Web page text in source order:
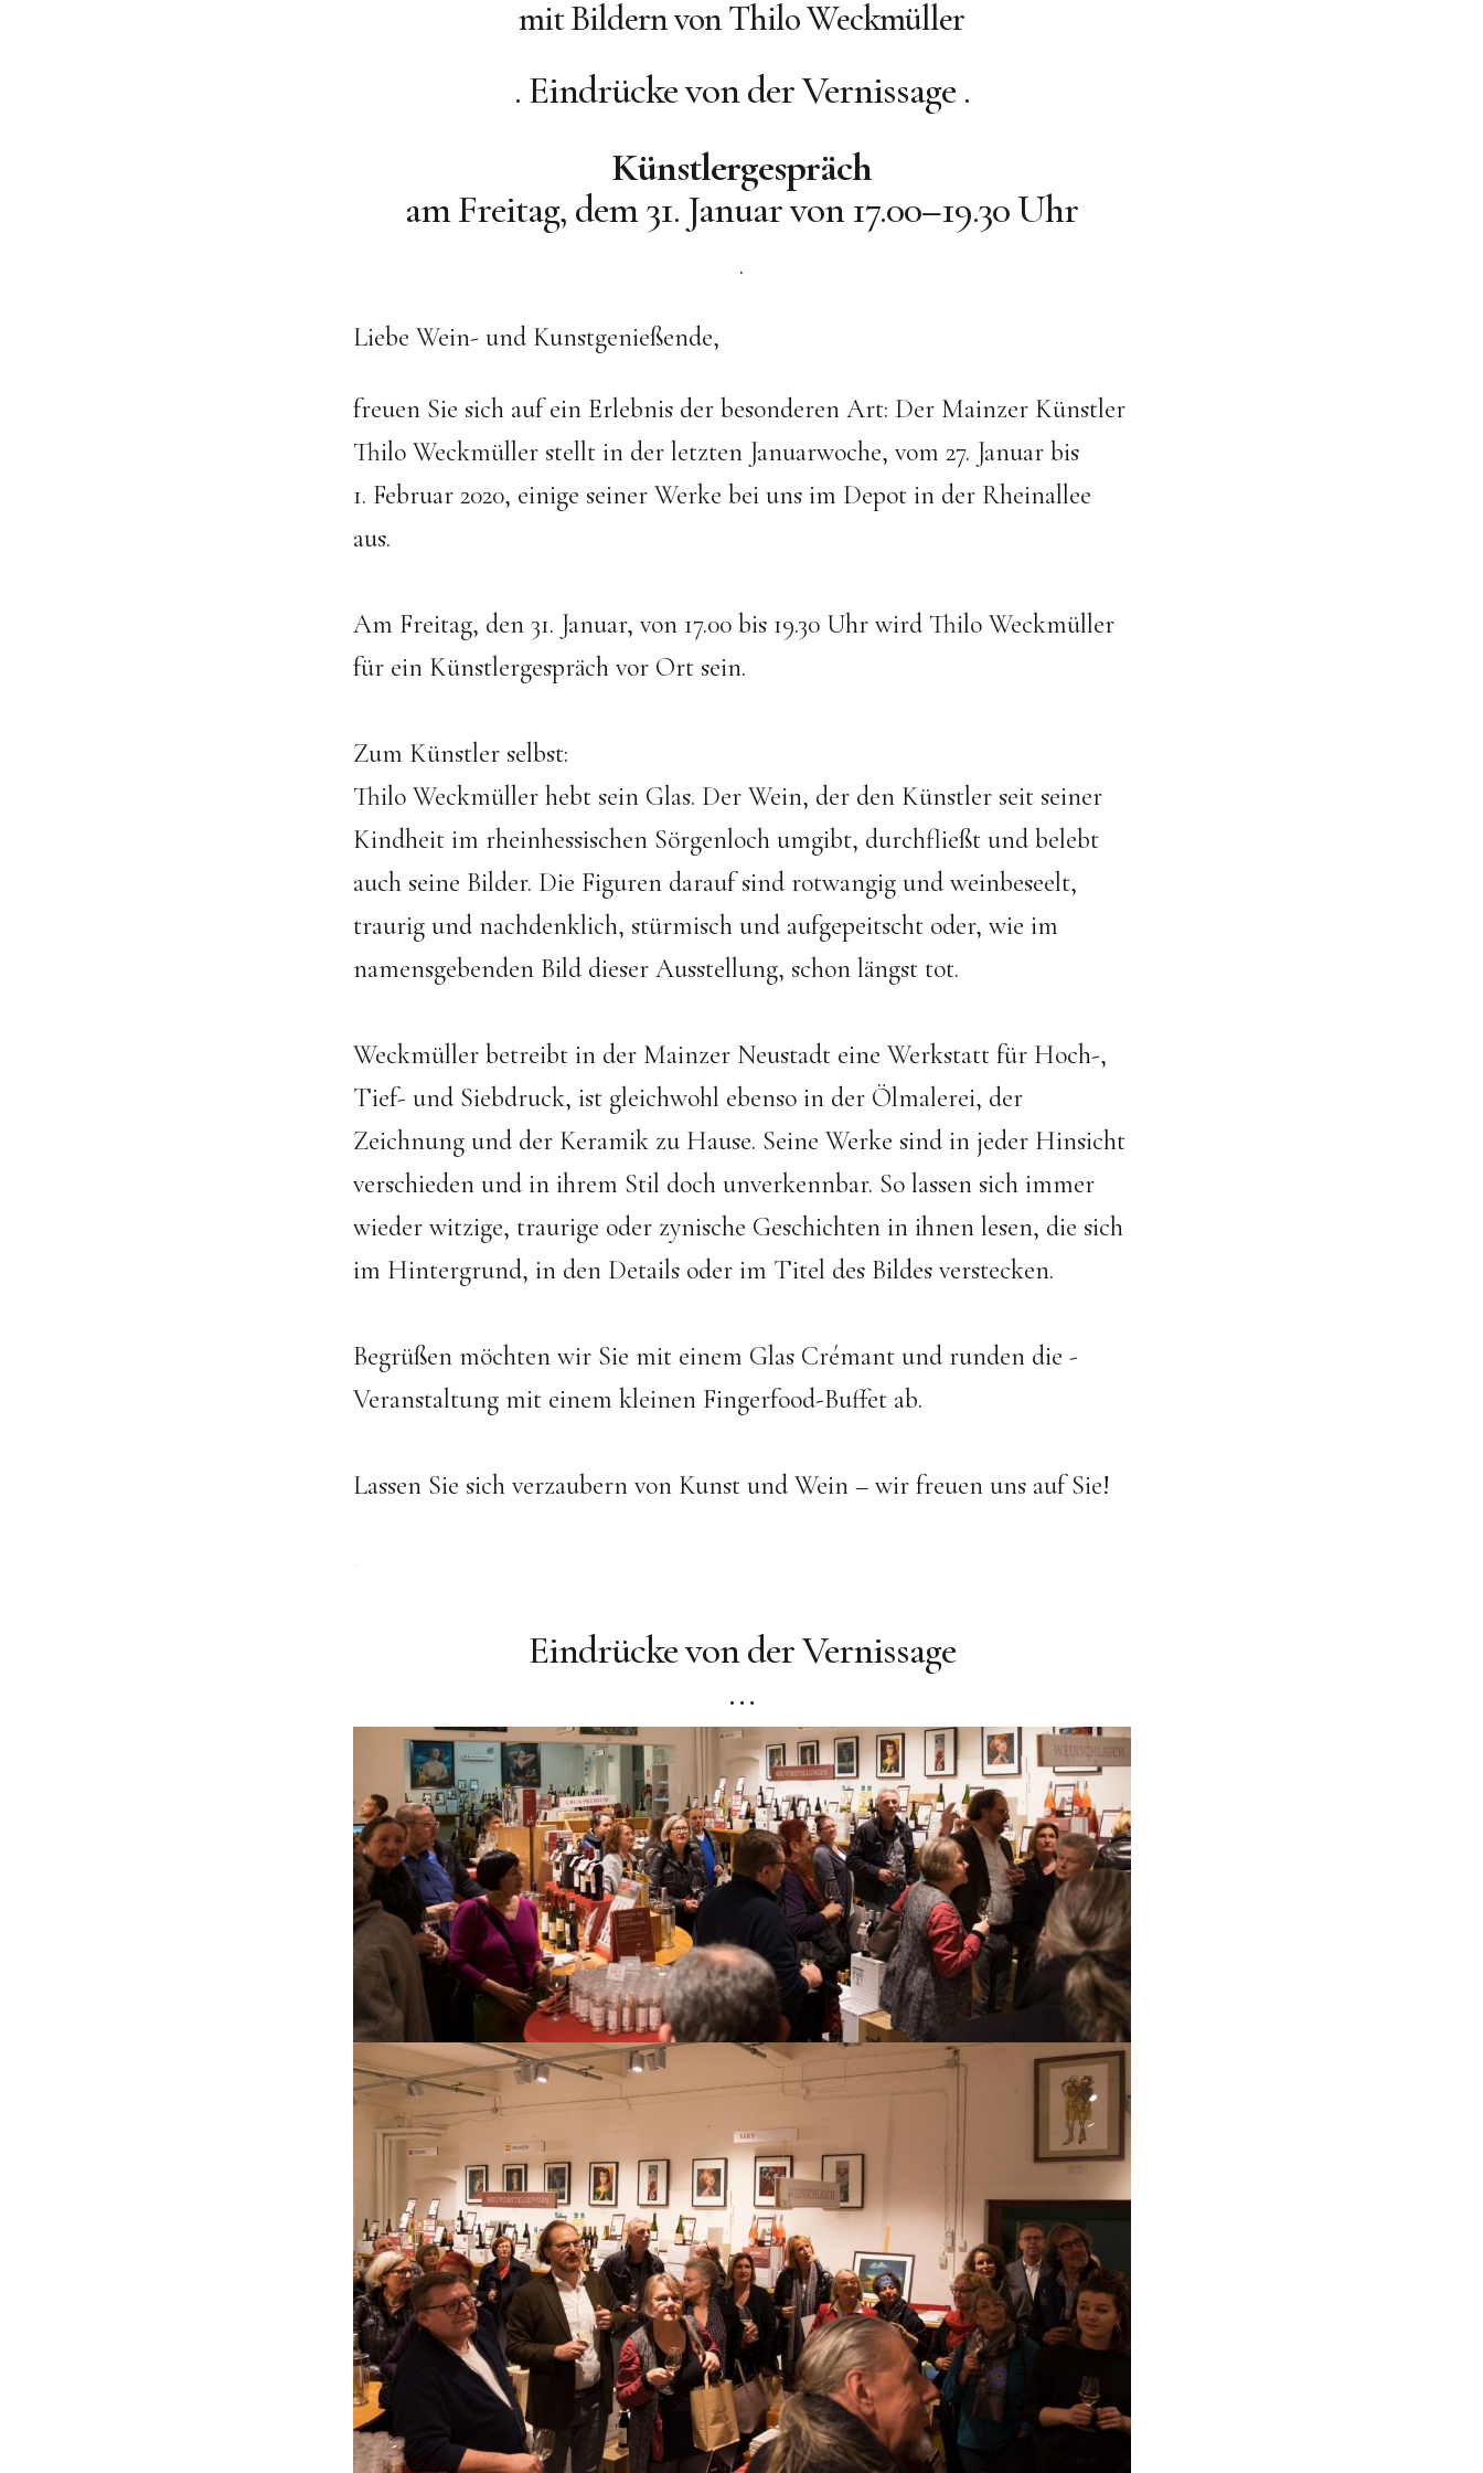
mit Bildern von Thilo Weckmüller
. Eindrücke von der Vernissage .
Künstlergespräch
am Freitag, dem 31. Januar von 17.00–19.30 Uhr
.
Liebe Wein- und Kunstgenießende,
freuen Sie sich auf ein Erlebnis der besonderen Art: Der Mainzer ­Künstler
Thilo Weckmüller stellt in der letzten Januarwoche, vom 27. Januar bis
1. Februar 2020, einige seiner Werke bei uns im Depot in der Rheinallee
aus.
Am Freitag, den 31. Januar, von 17.00 bis 19.30 Uhr wird Thilo Weckmüller
für ein Künstlergespräch vor Ort sein.
Zum Künstler selbst:
Thilo Weckmüller hebt sein Glas. Der Wein, der den Künstler seit seiner
Kindheit im rheinhessischen Sörgenloch umgibt, durchfließt und belebt
auch seine Bilder. Die Figuren darauf sind rotwangig und weinbeseelt,
traurig und nachdenklich, stürmisch und aufgepeitscht oder, wie im
namensgebenden Bild dieser Ausstellung, schon längst tot.
Weckmüller betreibt in der Mainzer Neustadt eine Werkstatt für Hoch-,
Tief- und Siebdruck, ist gleichwohl ebenso in der Ölmalerei, der
Zeichnung und der Keramik zu Hause. Seine Werke sind in jeder Hinsicht
verschieden und in ihrem Stil doch unverkennbar. So lassen sich immer
wieder witzige, traurige oder zynische Geschichten in ihnen lesen, die sich
im Hintergrund, in den Details oder im Titel des Bildes verstecken.
Begrüßen möchten wir Sie mit einem Glas Crémant und runden die ­
Veranstaltung mit einem kleinen Fingerfood-Buffet ab.
Lassen Sie sich verzaubern von Kunst und Wein – wir freuen uns auf Sie!
Eindrücke von der Vernissage
…